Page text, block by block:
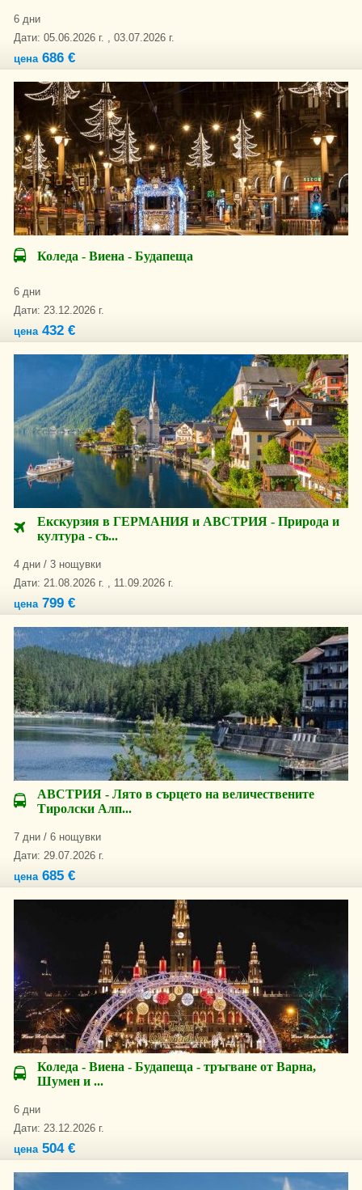
6 дни
Дати: 05.06.2026 г. , 03.07.2026 г.
цена686 €
Коледа - Виена - Будапеща
6 дни
Дати: 23.12.2026 г.
цена432 €
Екскурзия в ГЕРМАНИЯ и АВСТРИЯ - Природа и
култура - съ...
4 дни / 3 нощувки
Дати: 21.08.2026 г. , 11.09.2026 г.
цена799 €
АВСТРИЯ - Лято в сърцето на величествените
Тиролски Алп...
7 дни / 6 нощувки
Дати: 29.07.2026 г.
цена685 €
Коледа - Виена - Будапеща - тръгване от Варна,
Шумен и ...
6 дни
Дати: 23.12.2026 г.
цена504 €